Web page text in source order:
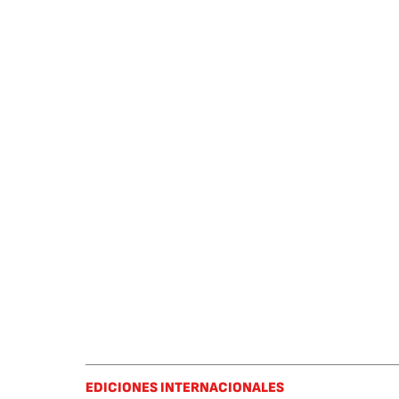
EDICIONES INTERNACIONALES